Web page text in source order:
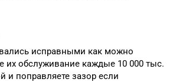
исправными как можно
их обслуживание каждые 10 000 тыс.
и поправляете зазор если